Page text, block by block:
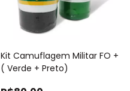
Kit Camuflagem Militar FO +
( Verde + Preto)